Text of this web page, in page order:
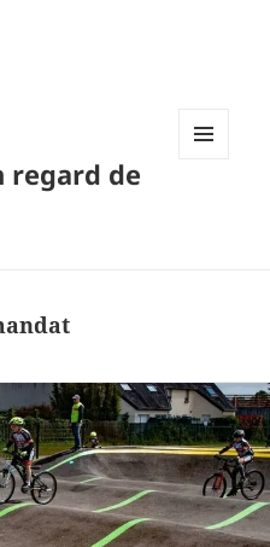
regard de